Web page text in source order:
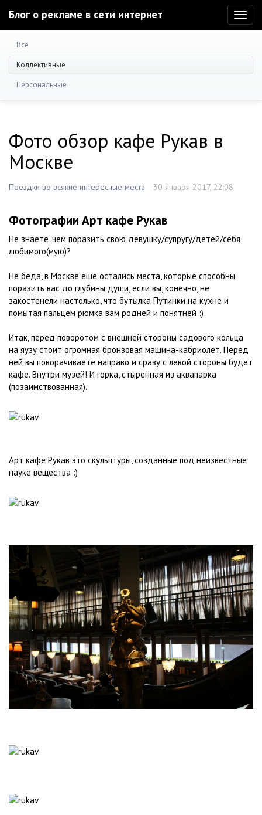
Блог о рекламе в сети интернет
Все
Коллективные
Персональные
Фото обзор кафе Рукав в
Москве
Поездки во всякие интересные места 30 января 2017, 22:08
Фотографии Арт кафе Рукав
Не знаете, чем поразить свою девушку/супругу/детей/себя
любимого(мую)?
Не беда,в Москве еще остались места, которые способны
поразить вас до глубины души, если вы, конечно, не
закостенели настолько, что бутылка Путинки на кухне и
помытая пальцем рюмка вам родней и понятней :)
Итак, перед поворотом с внешней стороны садового кольца
на яузу стоит огромная бронзовая машина-кабриолет. Перед
ней вы поворачиваете направо и сразу с левой стороны будет
кафе. Внутри музей! И горка, стыренная из аквапарка
(позаимствованная).
Арт кафе Рукав это скульптуры, созданные под неизвестные
науке вещества :)